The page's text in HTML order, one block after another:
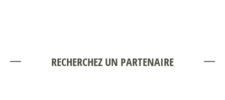
RECHERCHEZ UN PARTENAIRE